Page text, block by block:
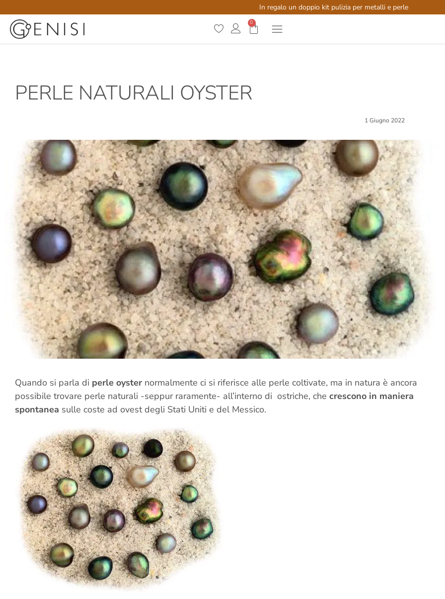
In regalo un doppio kit pulizia per metalli e perle
0
PERLE NATURALI OYSTER
1 Giugno 2022
Quando si parla di perle oyster normalmente ci si riferisce alle perle coltivate, ma in natura è ancora
possibile trovare perle naturali -seppur raramente- all’interno di ostriche, che crescono in maniera
spontanea sulle coste ad ovest degli Stati Uniti e del Messico.